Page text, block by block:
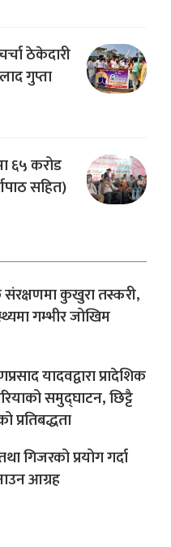
ठेकेदारी
गुप्ता
६५ करोड
सहित)
संरक्षणमा कुखुरा तस्करी,
गम्भीर जोखिम
यादवद्वारा प्रादेशिक
समुद्घाटन, छिट्टै
प्रतिबद्धता
गिजरको प्रयोग गर्दा
आग्रह